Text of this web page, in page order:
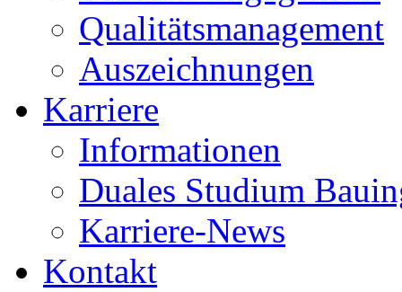
Qualitätsmanagement
Auszeichnungen
Karriere
Informationen
Duales Studium
Karriere-News
Kontakt